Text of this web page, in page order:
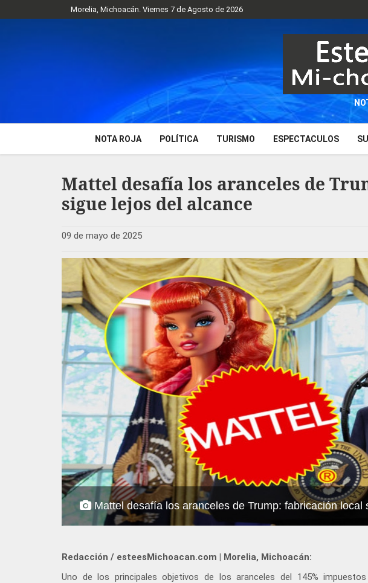
Morelia, Michoacán. Viernes 7 de Agosto de 2026
NOTA ROJA POLÍTICA TURISMO ESPECTACULOS
Mattel desafía los aranceles de
sigue lejos del alcance
09 de mayo de 2025
Mattel desafía los aranceles de Trump: fabricación local
Redacción / esteesMichoacan.com | Morelia, Michoacán:
Uno de los principales objetivos de los aranceles del 145%